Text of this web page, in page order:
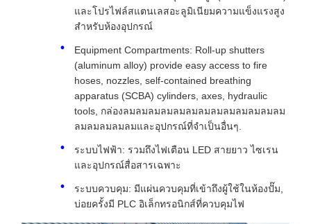
และโปรไฟล์สแตนเลสอะลูมิเนียมความแข็งแรงสูง
สําหรับห้องอุปกรณ์
Equipment Compartments: Roll-up shutters
(aluminum alloy) provide easy access to fire
hoses, nozzles, self-contained breathing
apparatus (SCBA) cylinders, axes, hydraulic
tools, กล่องลมลมลมลมลมลมลมลมลมลมลมลมลม
ลมลมลมลมลมและอุปกรณ์ที่จําเป็นอื่นๆ.
ระบบไฟฟ้า: รวมถึงไฟเตือน LED สายยาว ไซเรน
และอุปกรณ์สื่อสารเฉพาะ
ระบบควบคุม: มีแผ่นควบคุมที่เข้าถึงผู้ใช้ในห้องปั๊ม,
บ่อยครั้งมี PLC อิเล็กทรอนิกส์ที่ควบคุมไฟ